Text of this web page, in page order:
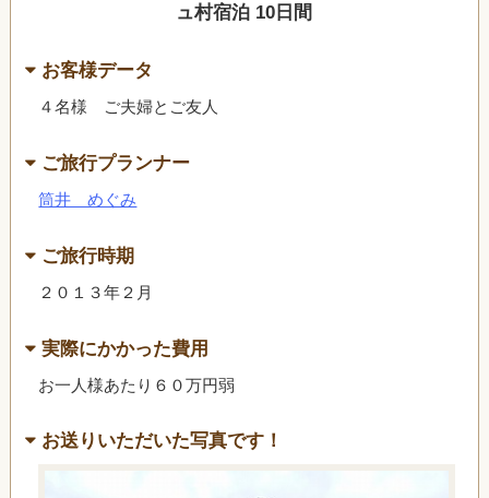
ュ村宿泊 10日間
お客様データ
４名様 ご夫婦とご友人
ご旅行プランナー
筒井 めぐみ
ご旅行時期
２０１３年２月
実際にかかった費用
お一人様あたり６０万円弱
お送りいただいた写真です！